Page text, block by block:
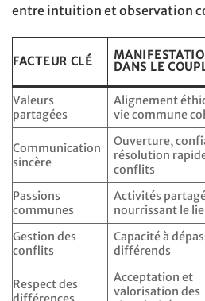
entre intuition et observation
FACTEUR CLÉ
DANS LE
Valeurs
partagées
Alignement
vie commune
Communication
sincère
Ouverture,
résolution
conflits
Passions
communes
Activités
nourrissant le
Gestion des
conflits
Capacité à
différends
Respect des
Acceptation et
valorisation des